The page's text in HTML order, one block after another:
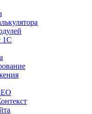
1С